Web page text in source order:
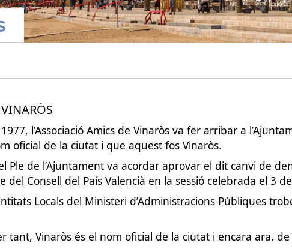
l’Associació Amics de Vinaròs va fer arribar a
oficial de la ciutat i que aquest fos Vinaròs.
el Ple de l’Ajuntament va acordar aprovar el dit canvi de
del Consell del País Valencià en la sessió celebrada el 3
Locals del Ministeri d’Administracions Públiques
tant, Vinaròs és el nom oficial de la ciutat i encara ara,